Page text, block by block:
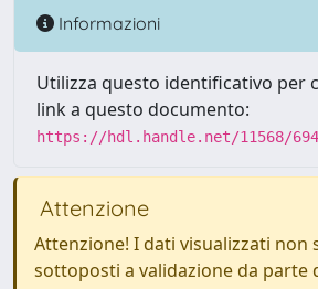
Informazioni
Utilizza questo identificativo per
link a questo documento:
https://hdl.handle.net/11568/
Attenzione
Attenzione! I dati visualizzati non
sottoposti a validazione da parte